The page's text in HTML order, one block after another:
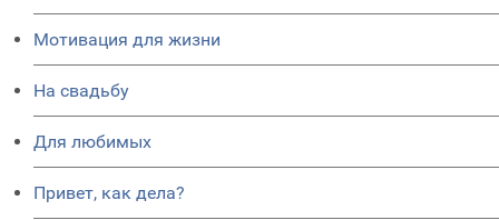
Мотивация для жизни
На свадьбу
Для любимых
Привет, как дела?